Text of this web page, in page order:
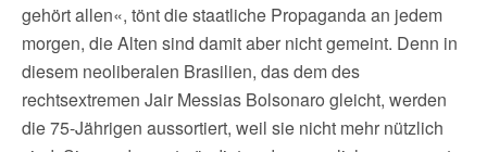
gehört allen«, tönt die staatliche Propaganda an jedem
morgen, die Alten sind damit aber nicht gemeint. Denn in
diesem neoliberalen Brasilien, das dem des
rechtsextremen Jair Messias Bolsonaro gleicht, werden
die 75-Jährigen aussortiert, weil sie nicht mehr nützlich